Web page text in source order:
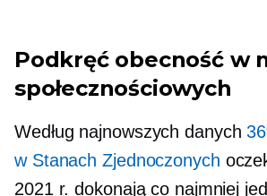
Podkręć obecność w
społecznościowych
Według najnowszych danych
w Stanach Zjednoczonych
2021 r. dokonają co najmniej